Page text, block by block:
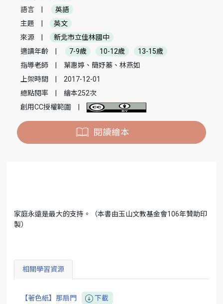
語言
英語
主題
英文
來源
新北市立佳林國中
適讀年齡
7-9歲 10-12歲
13-15歲
指導老師
葉惠婷、簡妤蓁、林燕如
上架時間
2017-12-01
總點閱率
繪本252次
創用CC授權範圍
閱讀繪本
家庭永遠是最大的支持。（本書由玉山文教基金會106年贊助印
製）
相關學習資源
【著色紙】那扇門 下載